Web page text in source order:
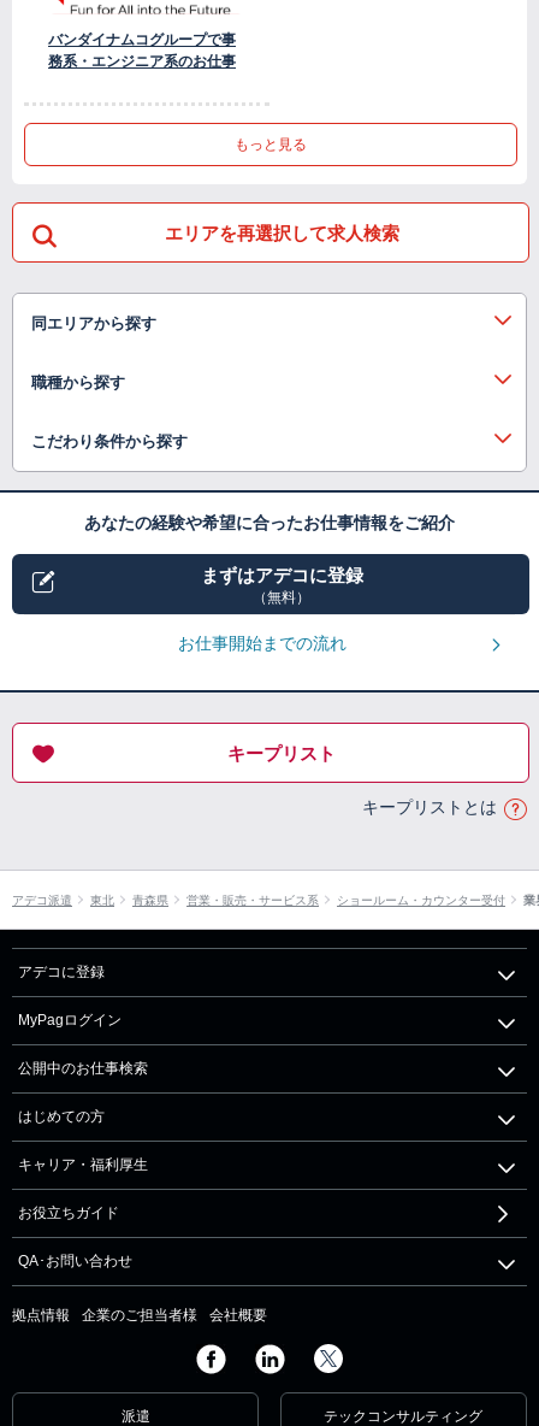
バンダイナムコグループで事
務系・エンジニア系のお仕事
もっと見る
エリアを再選択して求人検索
同エリアから探す
職種から探す
こだわり条件から探す
あなたの経験や希望に合ったお仕事情報をご紹介
まずはアデコに登録
（無料）
お仕事開始までの流れ
キープリスト
キープリストとは
アデコ派遣 東北 青森県 営業・販売・サービス系 ショールーム・カウンター受付 業
アデコに登録
MyPagログイン
公開中のお仕事検索
はじめての方
キャリア・福利厚生
お役立ちガイド
QA･お問い合わせ
拠点情報 企業のご担当者様 会社概要
派遣 テックコンサルティング